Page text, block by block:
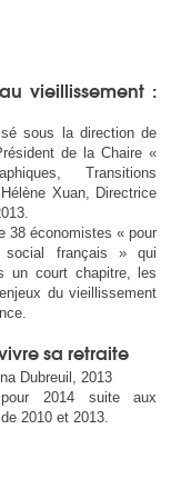
vieillissement :
sous la direction de
de la Chaire «
Transitions
Xuan, Directrice
38 économistes « pour
social français » qui
un court chapitre, les
du vieillissement
sa retraite
Dubreuil, 2013
2014 suite aux
2010 et 2013.